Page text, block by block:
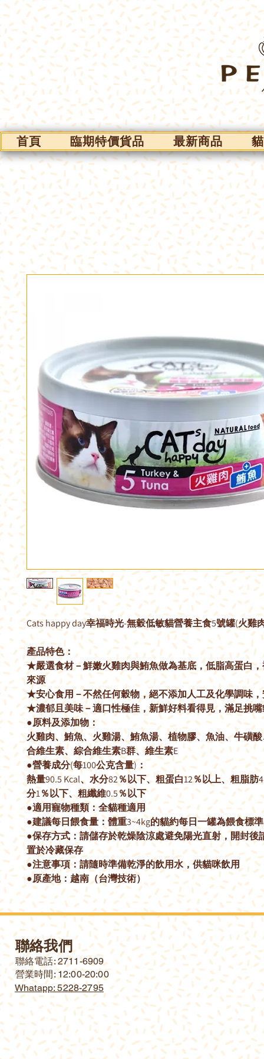
首頁 臨期特價貨品 最新商品
Cats happy day幸福時光-無穀低敏貓營養主食5號罐(火雞
產品特色：
★嚴選食材－鮮嫩火雞肉與鮪魚做為基底，低脂高蛋白
來源
★安心食用－不然任何穀物，絕不添加人工及化學調味
★濃郁且美味－適口性極佳，新鮮好料看得見，滿足挑
●原料及添加物：
火雞肉、鮪魚、火雞湯、鮪魚湯、植物膠、魚油、牛磺
合維生素、綜合維生素B群、維生素E
●營養成分(每100公克含量)：
熱量90.5 Kcal、水分82％以下、粗蛋白12％以上、粗脂肪
分1％以下、粗纖維0.5％以下
●適用寵物種類：全貓種適用
●建議每日餵食量：體重3~4kg的貓約每日一罐為餵食標準
●保存方式：請儲存於乾燥陰涼處避免陽光直射，開封後
置於冷藏保存
●注意事項：請隨時準備乾淨的飲用水，供貓咪飲用
●原產地：越南（台灣技術）
聯絡我們
​聯絡電話: 2711-6909
營業時間: 12:00-20:00
Whatapp: 5228-2795